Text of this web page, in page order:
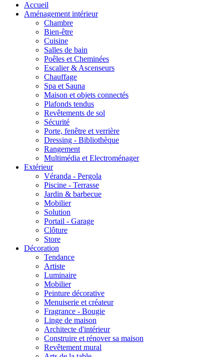
Accueil
Aménagement intérieur
Chambre
Bien-être
Cuisine
Salles de bain
Poêles et Cheminées
Escalier & Ascenseurs
Chauffage
Spa et Sauna
Maison et objets connectés
Plafonds tendus
Revêtements de sol
Sécurité
Porte, fenêtre et verrière
Dressing - Bibliothèque
Rangement
Multimédia et Electroménager
Extérieur
Véranda - Pergola
Piscine - Terrasse
Jardin & barbecue
Mobilier
Solution
Portail - Garage
Clôture
Store
Décoration
Tendance
Artiste
Luminaire
Mobilier
Peinture décorative
Menuiserie et créateur
Fragrance - Bougie
Linge de maison
Architecte d'intérieur
Construire et rénover sa maison
Revêtement mural